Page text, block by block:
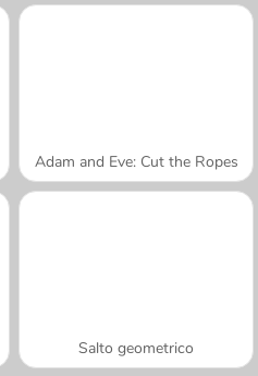
Adam and Eve: Cut the Ropes
Salto geometrico